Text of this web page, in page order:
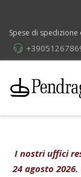
Spese di
I nostri uffici
24 agosto